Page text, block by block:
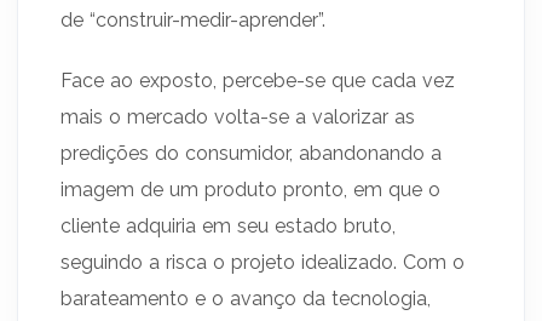
de “construir-medir-aprender”.
Face ao exposto, percebe-se que cada vez
mais o mercado volta-se a valorizar as
predições do consumidor, abandonando a
imagem de um produto pronto, em que o
cliente adquiria em seu estado bruto,
seguindo a risca o projeto idealizado. Com o
barateamento e o avanço da tecnologia,